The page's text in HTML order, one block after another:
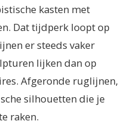
kasten met
Dat tijdperk loopt op
er steeds vaker
lijken dan op
Afgeronde ruglijnen,
silhouetten die je
raken.